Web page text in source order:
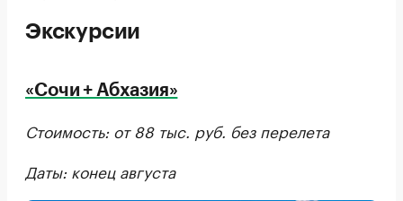
Экскурсии
«Сочи + Абхазия»
Стоимость: от 88 тыс. руб. без перелета
Даты: конец августа